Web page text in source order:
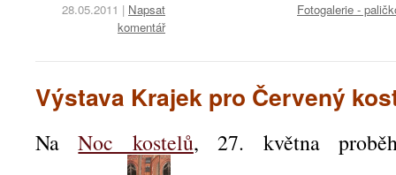
28.05.2011 | Napsat
komentář
Fotogalerie -
Výstava Krajek pro Červený
NaNoc kostelů, 27. května